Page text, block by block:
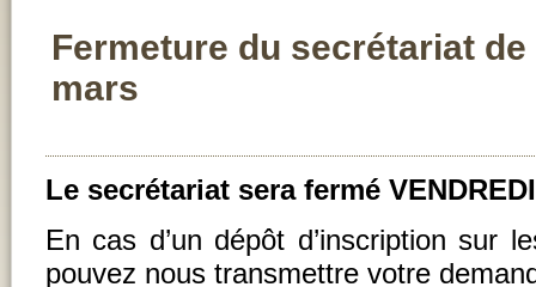
Fermeture du secrétariat
mars
Le secrétariat sera fermé
En cas d’un dépôt d’inscription sur
pouvez nous transmettre votre